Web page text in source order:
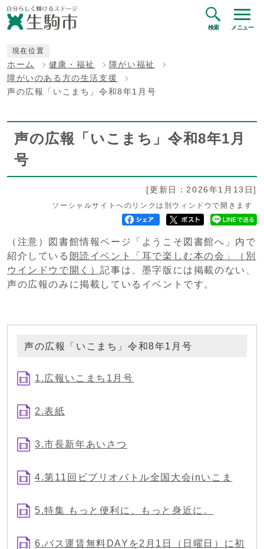
検索 メニュー
現在位置
ホーム 健康・福祉
障がい福祉
障がいのある方の生活支援
声の広報「いこまち」令和8年1月号
声の広報「いこまち」令和8年1月
号
[更新日：2026年1月13日]
ソーシャルサイトへのリンクは別ウィンドウで開きます
（注意）図書館情報ページ「ようこそ図書館へ」内で
紹介している 朗読イベント「耳で楽しむ本の会」
（別
ウインドウで開く）記事は、墨字版には掲載のない、
声の広報のみに掲載しているイベントです。
声の広報「いこまち」令和8年1月号
1.広報いこまち1月号
2.表紙
3.市長新年あいさつ
4.第11回ビブリオバトル全国大会inいこま
5.特集 もっと便利に、もっと身近に。
6.バス運賃無料DAYを2月1日（日曜日）に初